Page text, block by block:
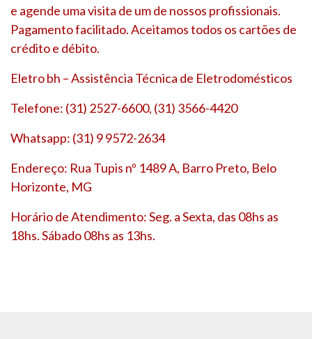
e agende uma visita de um de nossos profissionais.
Pagamento facilitado. Aceitamos todos os cartões de
crédito e débito.
Eletro bh – Assistência Técnica de Eletrodomésticos
Telefone: (31) 2527-6600, (31) 3566-4420
Whatsapp: (31) 9 9572-2634
Endereço: Rua Tupis nº 1489 A, Barro Preto, Belo
Horizonte, MG
Horário de Atendimento: Seg. a Sexta, das 08hs as
18hs. Sábado 08hs as 13hs.